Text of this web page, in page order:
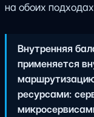
на обоих
Внутренняя
применяется
ресурсами: